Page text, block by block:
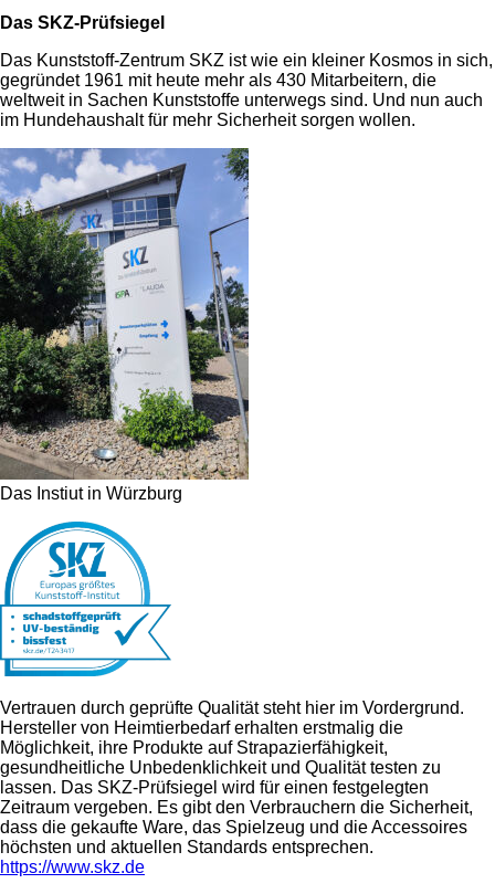
Das SKZ-Prüfsiegel
Das Kunststoff-Zentrum SKZ ist wie ein kleiner Kosmos in sich,
gegründet 1961 mit heute mehr als 430 Mitarbeitern, die
weltweit in Sachen Kunststoffe unterwegs sind. Und nun auch
im Hundehaushalt für mehr Sicherheit sorgen wollen.
Das Instiut in Würzburg
Vertrauen durch geprüfte Qualität steht hier im Vordergrund.
Hersteller von Heimtierbedarf erhalten erstmalig die
Möglichkeit, ihre Produkte auf Strapazierfähigkeit,
gesundheitliche Unbedenklichkeit und Qualität testen zu
lassen. Das SKZ-Prüfsiegel wird für einen festgelegten
Zeitraum vergeben. Es gibt den Verbrauchern die Sicherheit,
dass die gekaufte Ware, das Spielzeug und die Accessoires
höchsten und aktuellen Standards entsprechen.
https://www.skz.de